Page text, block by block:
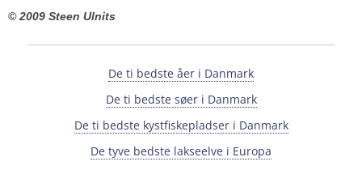
© 2009 Steen Ulnits
De ti bedste åer i Danmark
De ti bedste søer i Danmark
De ti bedste kystfiskepladser i Danmark
De tyve bedste lakseelve i Europa